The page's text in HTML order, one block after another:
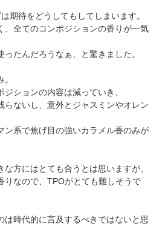
期待をどうしてもしてしまいます。
、全てのコンポジションの香りが一気
たんだろうなぁ、と驚きました。
ションの内容は減っていき、
らないし、意外とジャスミンやオレン
ン系で焦げ目の強いカラメル香のみが
方にはとても合うとは思いますが、
りなので、TPOがとても難しそうで
は時代的に言及するべきではないと思